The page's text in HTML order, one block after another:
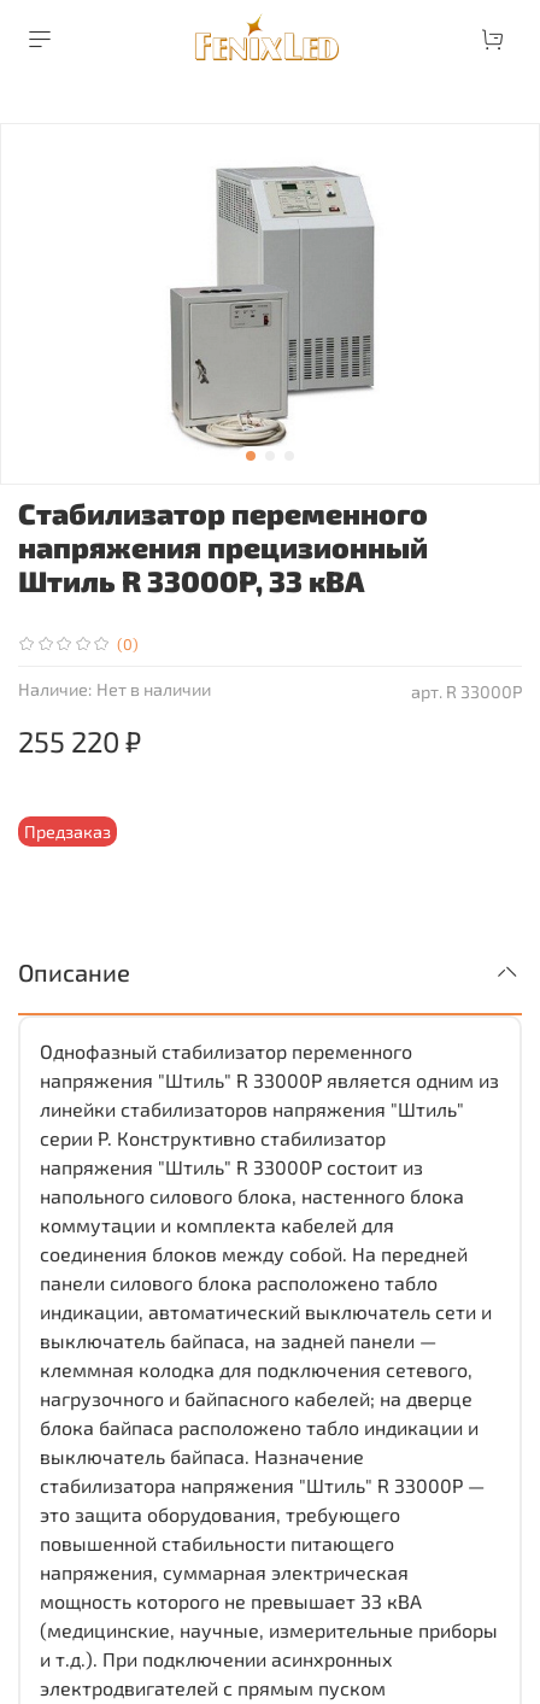
(0)
арт. R 33000P
Наличие: Нет в наличии
Предзаказ
Стабилизатор переменного
напряжения прецизионный
Штиль R 33000P, 33 кВА
255 220 ₽
Описание
Однофазный стабилизатор переменного
напряжения "Штиль" R 33000P является одним из
линейки стабилизаторов напряжения "Штиль"
серии P. Конструктивно стабилизатор
напряжения "Штиль" R 33000P состоит из
напольного силового блока, настенного блока
коммутации и комплекта кабелей для
соединения блоков между собой. На передней
панели силового блока расположено табло
индикации, автоматический выключатель сети и
выключатель байпаса, на задней панели —
клеммная колодка для подключения сетевого,
нагрузочного и байпасного кабелей; на дверце
блока байпаса расположено табло индикации и
выключатель байпаса. Назначение
стабилизатора напряжения "Штиль" R 33000P —
это защита оборудования, требующего
повышенной стабильности питающего
напряжения, суммарная электрическая
мощность которого не превышает 33 кВА
(медицинские, научные, измерительные приборы
и т.д.). При подключении асинхронных
электродвигателей с прямым пуском